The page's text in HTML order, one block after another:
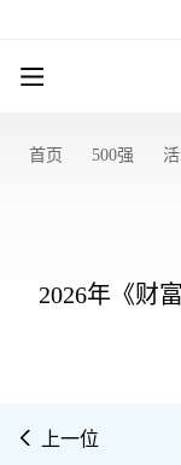
首页 500强
2026年《财
上一位